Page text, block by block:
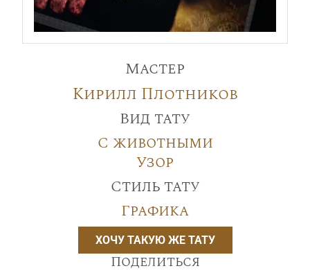
Мастер
Кирилл Плотников
Вид тату
С животными
Узор
Стиль тату
Графика
ХОЧУ ТАКУЮ ЖЕ ТАТУ
Поделиться